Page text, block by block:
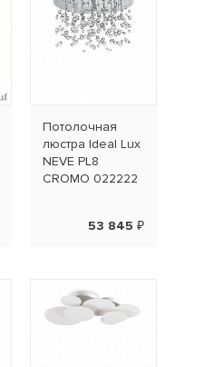
Потолочная
люстра Ideal Lux
NEVE PL8
CROMO 022222
53 845 ₽